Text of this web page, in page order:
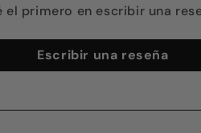
el primero en escribir una
Escribir una reseña